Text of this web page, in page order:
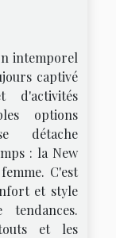
intemporel
captivé
d'activités
options
détache
: la New
C'est
et style
et les